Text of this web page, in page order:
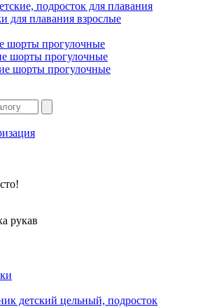
подросток для плавания
для плавания взрослые
шорты прогулочные
шорты прогулочные
шорты прогулочные
рукав
детский цельный, подросток